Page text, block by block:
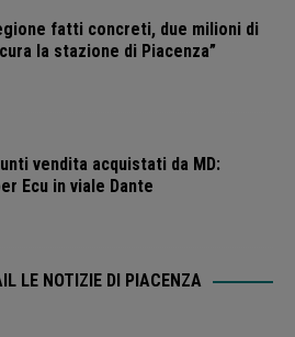
fatti concreti, due milioni di
la stazione di Piacenza”
vendita acquistati da MD:
Ecu in viale Dante
LE NOTIZIE DI PIACENZA